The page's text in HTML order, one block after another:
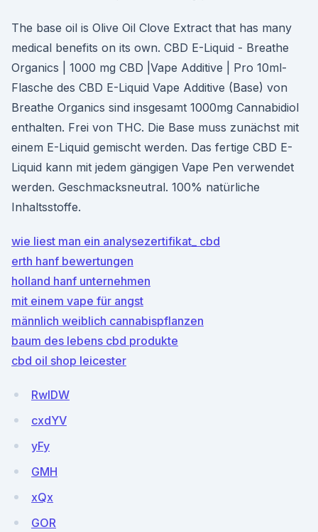
The base oil is Olive Oil Clove Extract that has many
medical benefits on its own. CBD E-Liquid - Breathe
Organics | 1000 mg CBD |Vape Additive | Pro 10ml-
Flasche des CBD E-Liquid Vape Additive (Base) von
Breathe Organics sind insgesamt 1000mg Cannabidiol
enthalten. Frei von THC. Die Base muss zunächst mit
einem E-Liquid gemischt werden. Das fertige CBD E-
Liquid kann mit jedem gängigen Vape Pen verwendet
werden. Geschmacksneutral. 100% natürliche
Inhaltsstoffe.
wie liest man ein analysezertifikat_ cbd
erth hanf bewertungen
holland hanf unternehmen
mit einem vape für angst
männlich weiblich cannabispflanzen
baum des lebens cbd produkte
cbd oil shop leicester
RwlDW
cxdYV
yFy
GMH
xQx
GOR